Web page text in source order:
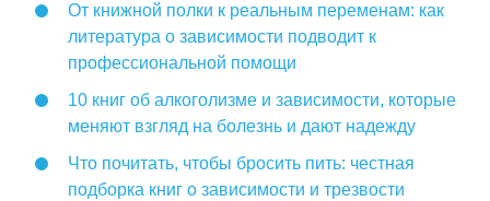
От книжной полки к реальным переменам: как
литература о зависимости подводит к
профессиональной помощи
10 книг об алкоголизме и зависимости, которые
меняют взгляд на болезнь и дают надежду
Что почитать, чтобы бросить пить: честная
подборка книг о зависимости и трезвости